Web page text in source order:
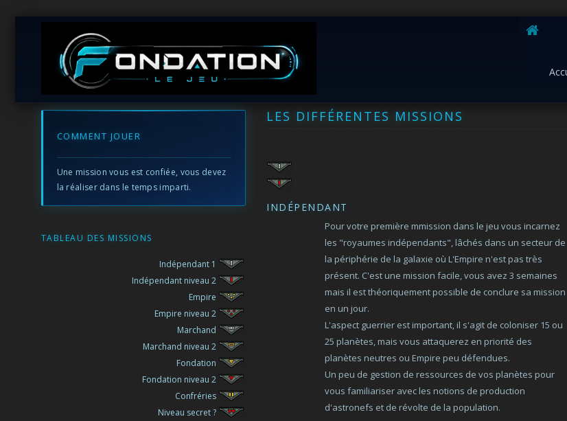
COMMENT JOUER
Une mission vous est confiée, vous devez
la réaliser dans le temps imparti.
TABLEAU DES MISSIONS
Indépendant 1
Indépendant niveau 2
Empire
Empire niveau 2
Marchand
Marchand niveau 2
Fondation
Fondation niveau 2
Confréries
Niveau secret ?
LES DIFFÉRENTES MISSIONS
INDÉPENDANT
Pour votre première mmission dans le jeu vous incarnez
les "royaumes indépendants", lâchés dans un secteur de
la périphérie de la galaxie où L'Empire n'est pas très
présent. C'est une mission facile, vous avez 3 semaines
mais il est théoriquement possible de conclure sa mission
en un jour.
L'aspect guerrier est important, il s'agit de coloniser 15 ou
25 planètes, mais vous attaquerez en priorité des
planètes neutres ou Empire peu défendues.
Un peu de gestion de ressources de vos planètes pour
vous familiariser avec les notions de production
d'astronefs et de révolte de la population.